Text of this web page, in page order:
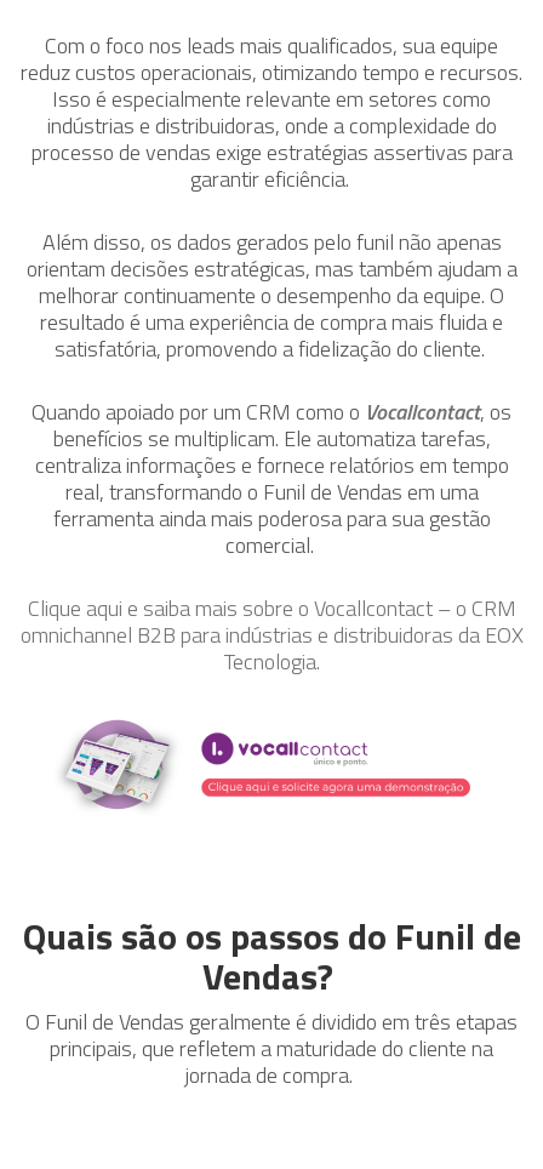
Com o foco nos leads mais qualificados, sua equipe
reduz custos operacionais, otimizando tempo e recursos.
Isso é especialmente relevante em setores como
indústrias e distribuidoras, onde a complexidade do
processo de vendas exige estratégias assertivas para
garantir eficiência.
Além disso, os dados gerados pelo funil não apenas
orientam decisões estratégicas, mas também ajudam a
melhorar continuamente o desempenho da equipe. O
resultado é uma experiência de compra mais fluida e
satisfatória, promovendo a fidelização do cliente.
Quando apoiado por um CRM como o Vocallcontact, os
benefícios se multiplicam. Ele automatiza tarefas,
centraliza informações e fornece relatórios em tempo
real, transformando o Funil de Vendas em uma
ferramenta ainda mais poderosa para sua gestão
comercial.
Clique aqui e saiba mais sobre o Vocallcontact – o CRM
omnichannel B2B para indústrias e distribuidoras da EOX
Tecnologia.
Quais são os passos do Funil de
Vendas?
O Funil de Vendas geralmente é dividido em três etapas
principais, que refletem a maturidade do cliente na
jornada de compra.